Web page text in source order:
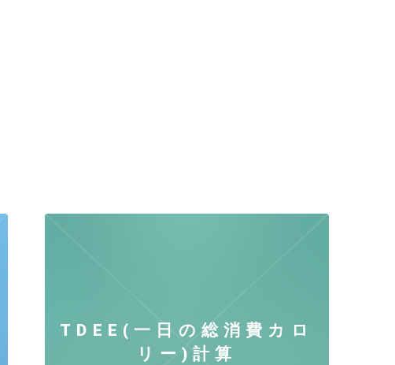
TDEE(一日の総消費カロ
リー)計算